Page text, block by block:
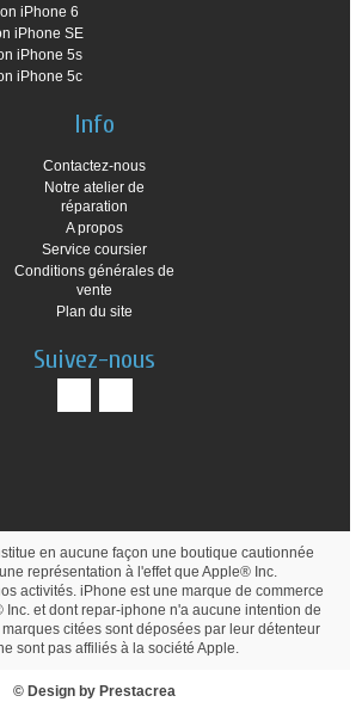
iPhone 6
iPhone SE
iPhone 5s
iPhone 5c
Info
Contactez-nous
Notre atelier de
réparation
A propos
Service coursier
Conditions générales de
vente
Plan du site
Suivez-nous
en aucune façon une boutique cautionnée
représentation à l'effet que Apple® Inc.
activités. iPhone est une marque de commerce
et dont repar-iphone n'a aucune intention de
citées sont déposées par leur détenteur
sont pas affiliés à la société Apple.
© Design by Prestacrea